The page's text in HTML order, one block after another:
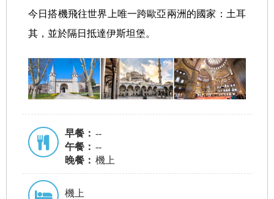
今日搭機飛往世界上唯一跨歐亞兩洲的國家：土耳
其，並於隔日抵達伊斯坦堡。
早餐： --
午餐： --
晚餐： 機上
機上